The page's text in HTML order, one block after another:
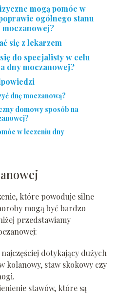
mogą pomóc w
ogólnego stanu
się z lekarzem
do specjalisty w celu
dny moczanowej?
dnę moczanową?
domowy sposób na
w leczeniu dny
które powoduje silne
mogą być bardzo
przedstawiamy
dotykający dużych
kolanowy, staw skokowy czy
stawów, które są